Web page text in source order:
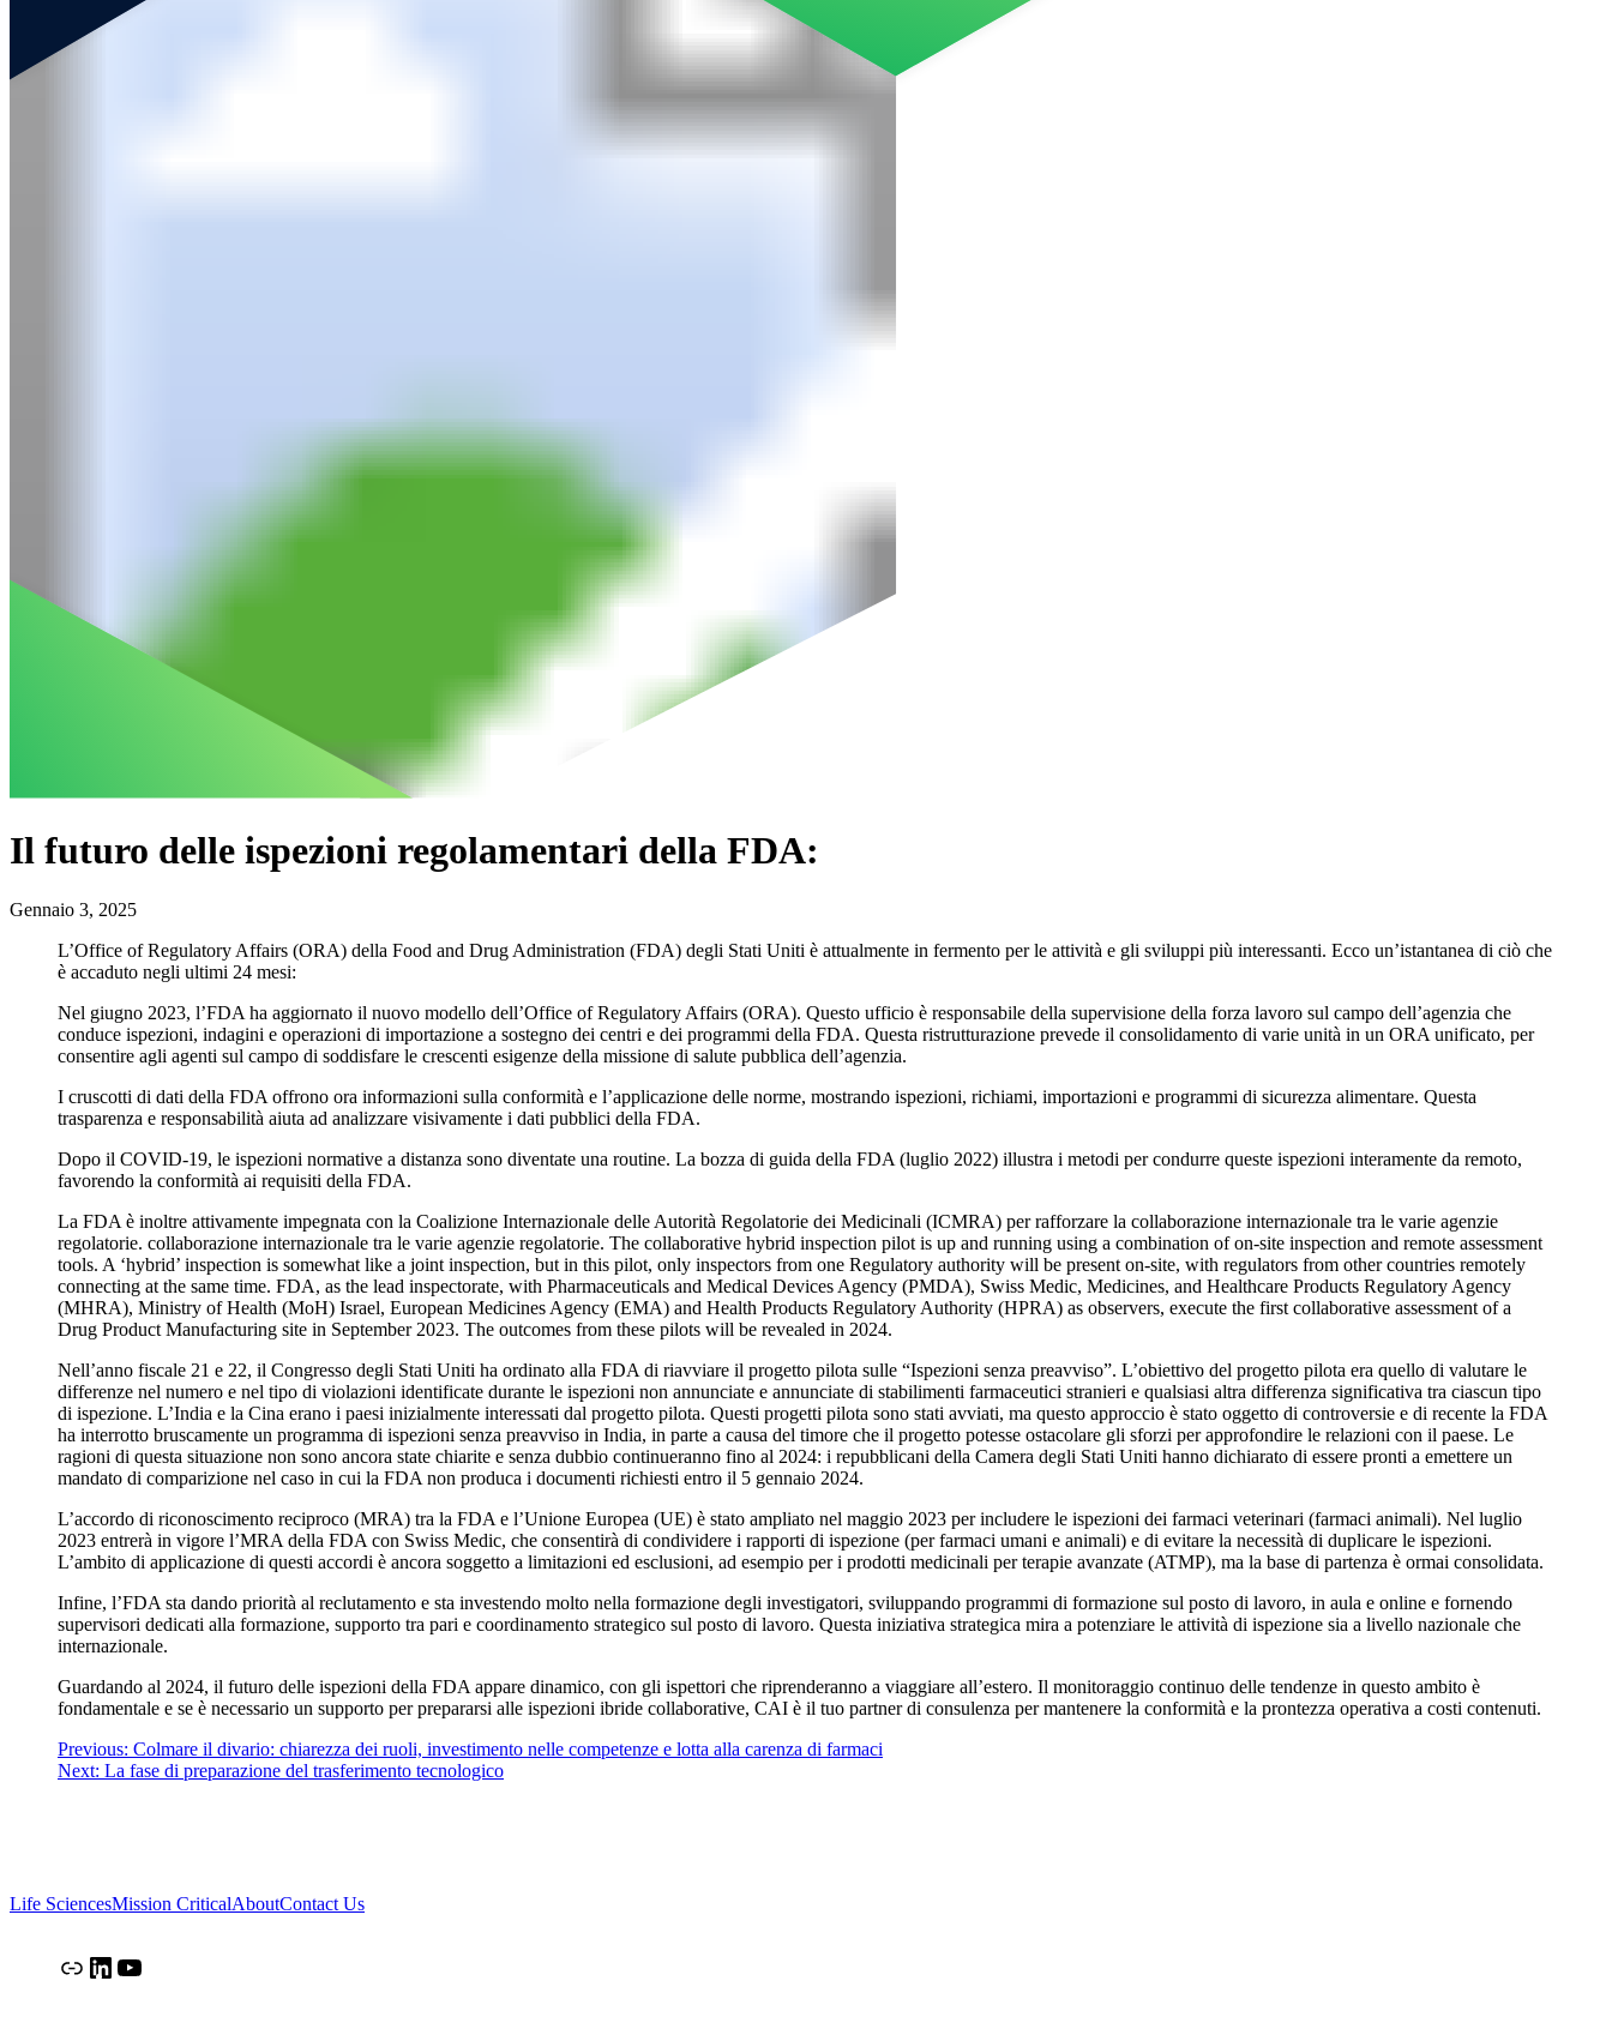
Il futuro delle ispezioni regolamentari della FDA:
Gennaio 3, 2025
L’Office of Regulatory Affairs (ORA) della Food and Drug Administration (FDA) degli Stati Uniti è attualmente in fermento per le attività e gli sviluppi più interessanti. Ecco un’istantanea di ciò che
è accaduto negli ultimi 24 mesi:
Nel giugno 2023, l’FDA ha aggiornato il nuovo modello dell’Office of Regulatory Affairs (ORA). Questo ufficio è responsabile della supervisione della forza lavoro sul campo dell’agenzia che
conduce ispezioni, indagini e operazioni di importazione a sostegno dei centri e dei programmi della FDA. Questa ristrutturazione prevede il consolidamento di varie unità in un ORA unificato, per
consentire agli agenti sul campo di soddisfare le crescenti esigenze della missione di salute pubblica dell’agenzia.
I cruscotti di dati della FDA offrono ora informazioni sulla conformità e l’applicazione delle norme, mostrando ispezioni, richiami, importazioni e programmi di sicurezza alimentare. Questa
trasparenza e responsabilità aiuta ad analizzare visivamente i dati pubblici della FDA.
Dopo il COVID-19, le ispezioni normative a distanza sono diventate una routine. La bozza di guida della FDA (luglio 2022) illustra i metodi per condurre queste ispezioni interamente da remoto,
favorendo la conformità ai requisiti della FDA.
La FDA è inoltre attivamente impegnata con la Coalizione Internazionale delle Autorità Regolatorie dei Medicinali (ICMRA) per rafforzare la collaborazione internazionale tra le varie agenzie
regolatorie. collaborazione internazionale tra le varie agenzie regolatorie. The collaborative hybrid inspection pilot is up and running using a combination of on-site inspection and remote assessment
tools. A ‘hybrid’ inspection is somewhat like a joint inspection, but in this pilot, only inspectors from one Regulatory authority will be present on-site, with regulators from other countries remotely
connecting at the same time. FDA, as the lead inspectorate, with Pharmaceuticals and Medical Devices Agency (PMDA), Swiss Medic, Medicines, and Healthcare Products Regulatory Agency
(MHRA), Ministry of Health (MoH) Israel, European Medicines Agency (EMA) and Health Products Regulatory Authority (HPRA) as observers, execute the first collaborative assessment of a
Drug Product Manufacturing site in September 2023. The outcomes from these pilots will be revealed in 2024.
Nell’anno fiscale 21 e 22, il Congresso degli Stati Uniti ha ordinato alla FDA di riavviare il progetto pilota sulle “Ispezioni senza preavviso”. L’obiettivo del progetto pilota era quello di valutare le
differenze nel numero e nel tipo di violazioni identificate durante le ispezioni non annunciate e annunciate di stabilimenti farmaceutici stranieri e qualsiasi altra differenza significativa tra ciascun tipo
di ispezione. L’India e la Cina erano i paesi inizialmente interessati dal progetto pilota. Questi progetti pilota sono stati avviati, ma questo approccio è stato oggetto di controversie e di recente la FDA
ha interrotto bruscamente un programma di ispezioni senza preavviso in India, in parte a causa del timore che il progetto potesse ostacolare gli sforzi per approfondire le relazioni con il paese. Le
ragioni di questa situazione non sono ancora state chiarite e senza dubbio continueranno fino al 2024: i repubblicani della Camera degli Stati Uniti hanno dichiarato di essere pronti a emettere un
mandato di comparizione nel caso in cui la FDA non produca i documenti richiesti entro il 5 gennaio 2024.
L’accordo di riconoscimento reciproco (MRA) tra la FDA e l’Unione Europea (UE) è stato ampliato nel maggio 2023 per includere le ispezioni dei farmaci veterinari (farmaci animali). Nel luglio
2023 entrerà in vigore l’MRA della FDA con Swiss Medic, che consentirà di condividere i rapporti di ispezione (per farmaci umani e animali) e di evitare la necessità di duplicare le ispezioni.
L’ambito di applicazione di questi accordi è ancora soggetto a limitazioni ed esclusioni, ad esempio per i prodotti medicinali per terapie avanzate (ATMP), ma la base di partenza è ormai consolidata.
Infine, l’FDA sta dando priorità al reclutamento e sta investendo molto nella formazione degli investigatori, sviluppando programmi di formazione sul posto di lavoro, in aula e online e fornendo
supervisori dedicati alla formazione, supporto tra pari e coordinamento strategico sul posto di lavoro. Questa iniziativa strategica mira a potenziare le attività di ispezione sia a livello nazionale che
internazionale.
Guardando al 2024, il futuro delle ispezioni della FDA appare dinamico, con gli ispettori che riprenderanno a viaggiare all’estero. Il monitoraggio continuo delle tendenze in questo ambito è
fondamentale e se è necessario un supporto per prepararsi alle ispezioni ibride collaborative, CAI è il tuo partner di consulenza per mantenere la conformità e la prontezza operativa a costi contenuti.
Previous: Colmare il divario: chiarezza dei ruoli, investimento nelle competenze e lotta alla carenza di farmaci
Next: La fase di preparazione del trasferimento tecnologico
Life SciencesMission CriticalAboutContact Us
LinkLinkedIn